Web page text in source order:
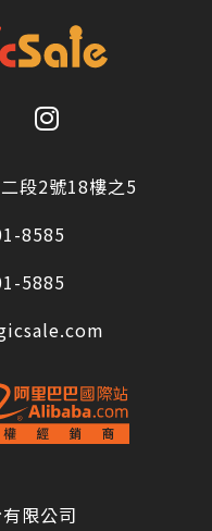
段2號18樓之5
8585
5885
限公司